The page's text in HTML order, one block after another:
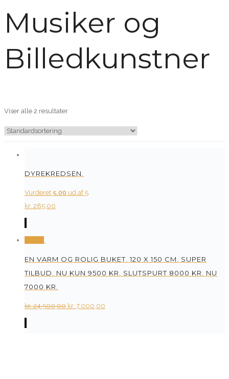
Musiker og
Billedkunstner
Viser alle 2 resultater
DYREKREDSEN.
Vurderet 5.00 ud af 5
kr. 285,00
EN VARM OG ROLIG BUKET. 120 X 150 CM. SUPER
TILBUD. NU KUN 9500 KR. SLUTSPURT 8000 KR. NU
7000 KR.
kr.24.500,00 Original
kr. 7.000,00